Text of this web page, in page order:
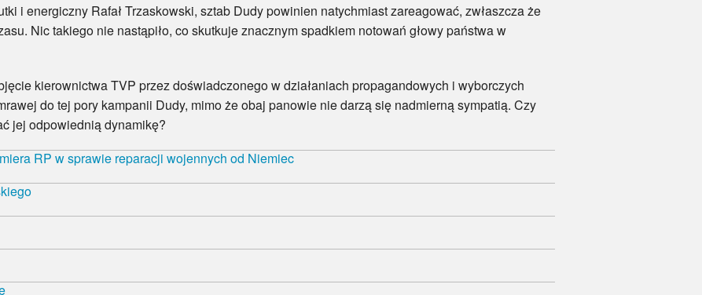
Rafał Trzaskowski, sztab Dudy powinien natychmiast zareagować, zwłaszcza że
Nic takiego nie nastąpiło, co skutkuje znacznym spadkiem notowań głowy państwa w
kierownictwa TVP przez doświadczonego w działaniach propagandowych i wyborczych
do tej pory kampanii Dudy, mimo że obaj panowie nie darzą się nadmierną sympatią. Czy
jej odpowiednią dynamikę?
RP w sprawie reparacji wojennych od Niemiec